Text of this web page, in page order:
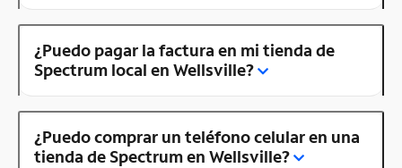
¿Puedo pagar la factura en mi tienda de
Spectrum local en Wellsville?
¿Puedo comprar un teléfono celular en una
tienda de Spectrum en Wellsville?